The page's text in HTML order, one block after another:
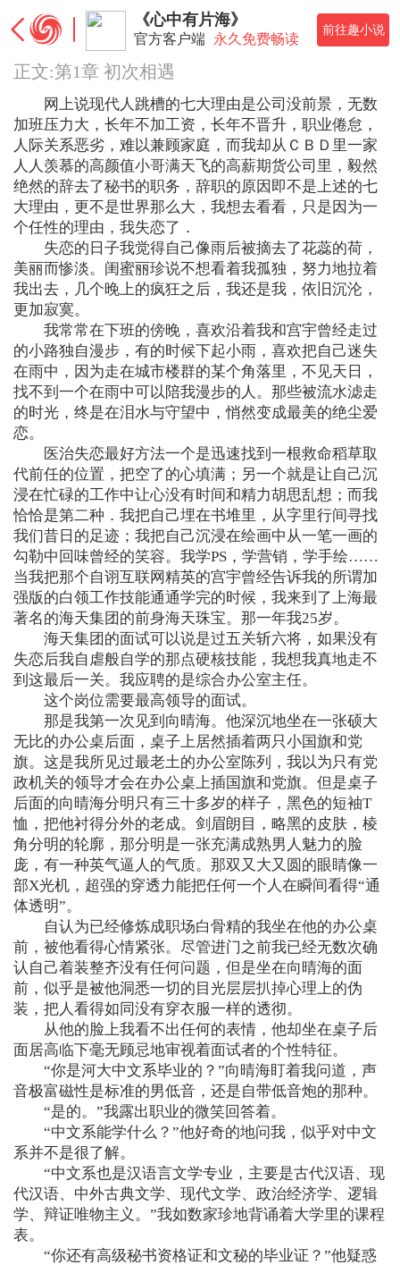
《心中有片海》
官方客户端 永久免费畅读
前往趣小说
正文:第1章 初次相遇
网上说现代人跳槽的七大理由是公司没前景，无数
加班压力大，长年不加工资，长年不晋升，职业倦怠，
人际关系恶劣，难以兼顾家庭，而我却从ＣＢＤ里一家
人人羡慕的高颜值小哥满天飞的高薪期货公司里，毅然
绝然的辞去了秘书的职务，辞职的原因即不是上述的七
大理由，更不是世界那么大，我想去看看，只是因为一
个任性的理由，我失恋了．
失恋的日子我觉得自己像雨后被摘去了花蕊的荷，
美丽而惨淡。闺蜜丽珍说不想看着我孤独，努力地拉着
我出去，几个晚上的疯狂之后，我还是我，依旧沉沦，
更加寂寞。
我常常在下班的傍晚，喜欢沿着我和宫宇曾经走过
的小路独自漫步，有的时候下起小雨，喜欢把自己迷失
在雨中，因为走在城市楼群的某个角落里，不见天日，
找不到一个在雨中可以陪我漫步的人。那些被流水滤走
的时光，终是在泪水与守望中，悄然变成最美的绝尘爱
恋。
医治失恋最好方法一个是迅速找到一根救命稻草取
代前任的位置，把空了的心填满；另一个就是让自己沉
浸在忙碌的工作中让心没有时间和精力胡思乱想；而我
恰恰是第二种．我把自己埋在书堆里，从字里行间寻找
我们昔日的足迹；我把自己沉浸在绘画中从一笔一画的
勾勒中回味曾经的笑容。我学PS，学营销，学手绘……
当我把那个自诩互联网精英的宫宇曾经告诉我的所谓加
强版的白领工作技能通通学完的时候，我来到了上海最
著名的海天集团的前身海天珠宝。那一年我25岁。
海天集团的面试可以说是过五关斩六将，如果没有
失恋后我自虐般自学的那点硬核技能，我想我真地走不
到这最后一关。我应聘的是综合办公室主任。
这个岗位需要最高领导的面试。
那是我第一次见到向晴海。他深沉地坐在一张硕大
无比的办公桌后面，桌子上居然插着两只小国旗和党
旗。这是我所见过最老土的办公室陈列，我以为只有党
政机关的领导才会在办公桌上插国旗和党旗。但是桌子
后面的向晴海分明只有三十多岁的样子，黑色的短袖T
恤，把他衬得分外的老成。剑眉朗目，略黑的皮肤，棱
角分明的轮廓，那分明是一张充满成熟男人魅力的脸
庞，有一种英气逼人的气质。那双又大又圆的眼睛像一
部X光机，超强的穿透力能把任何一个人在瞬间看得“通
体透明”。
自认为已经修炼成职场白骨精的我坐在他的办公桌
前，被他看得心情紧张。尽管进门之前我已经无数次确
认自己着装整齐没有任何问题，但是坐在向晴海的面
前，似乎是被他洞悉一切的目光层层扒掉心理上的伪
装，把人看得如同没有穿衣服一样的透彻。
从他的脸上我看不出任何的表情，他却坐在桌子后
面居高临下毫无顾忌地审视着面试者的个性特征。
“你是河大中文系毕业的？”向晴海盯着我问道，声
音极富磁性是标准的男低音，还是自带低音炮的那种。
“是的。”我露出职业的微笑回答着。
“中文系能学什么？”他好奇的地问我，似乎对中文
系并不是很了解。
“中文系也是汉语言文学专业，主要是古代汉语、现
代汉语、中外古典文学、现代文学、政治经济学、逻辑
学、辩证唯物主义。”我如数家珍地背诵着大学里的课程
表。
“你还有高级秘书资格证和文秘的毕业证？”他疑惑